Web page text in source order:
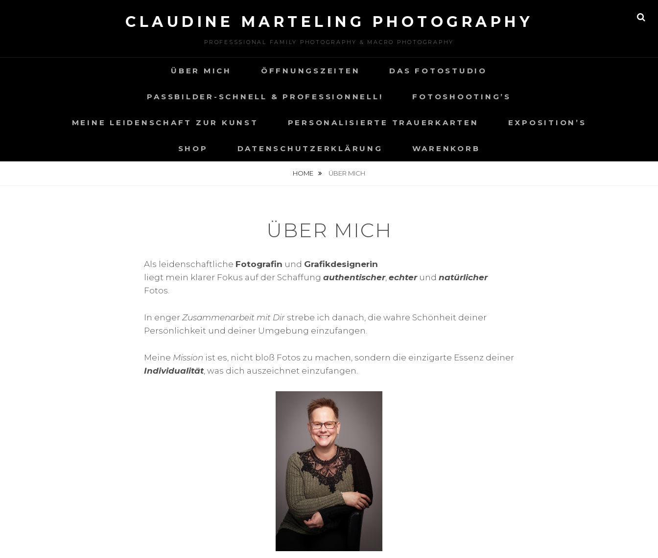
CLAUDINE MARTELING PHOTOGRAPHY
PROFESSSIONAL FAMILY PHOTOGRAPHY & MACRO PHOTOGRAPHY
ÜBER MICH ÖFFNUNGSZEITEN DAS FOTOSTUDIO
PASSBILDER-SCHNELL & PROFESSIONNELL! FOTOSHOOTING’S
MEINE LEIDENSCHAFT ZUR KUNST PERSONALISIERTE TRAUERKARTEN EXPOSITION’S
SHOP DATENSCHUTZERKLÄRUNG WARENKORB
HOME ÜBER MICH
ÜBER MICH
Als leidenschaftliche Fotografin und Grafikdesignerin
liegt mein klarer Fokus auf der Schaffung authentischer, echterund natürlicher
Fotos.
In enger Zusammenarbeit mit Dir strebe ich danach, die wahre Schönheit deiner
Persönlichkeit und deiner Umgebung einzufangen.
Meine Mission ist es, nicht bloß Fotos zu machen, sondern die einzigarte Essenz deiner
Individualität, was dich auszeichnet einzufangen.